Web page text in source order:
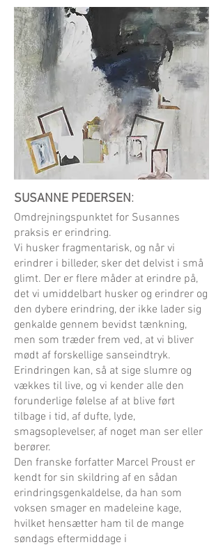
SUSANNE PEDERSEN:
Omdrejningspunktet for Susannes
praksis er erindring.
Vi husker fragmentarisk, og når vi
erindrer i billeder, sker det delvist i små
glimt. Der er flere måder at erindre på,
det vi umiddelbart husker og erindrer og
den dybere erindring, der ikke lader sig
genkalde gennem bevidst tænkning,
men som træder frem ved, at vi bliver
mødt af forskellige sanseindtryk.
Erindringen kan, så at sige slumre og
vækkes til live, og vi kender alle den
forunderlige følelse af at blive ført
tilbage i tid, af dufte, lyde,
smagsoplevelser, af noget man ser eller
berører.
Den franske forfatter Marcel Proust er
kendt for sin skildring af en sådan
erindringsgenkaldelse, da han som
voksen smager en madeleine kage,
hvilket hensætter ham til de mange
søndags eftermiddage i